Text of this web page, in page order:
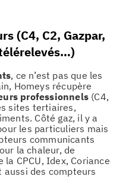
(C4, C2, Gazpar,
, ce n’est pas que les
Homeys récupère
professionnels(C4,
sites tertiaires,
Côté gaz, il y a
les particuliers mais
communicants
la chaleur, de
CPCU, Idex, Coriance
des compteurs